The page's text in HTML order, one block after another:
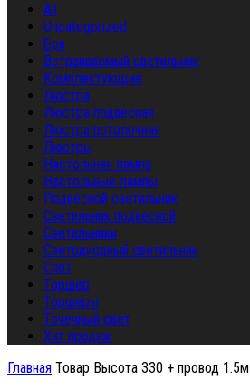
All
Uncategorized
Бра
Встраиваемый светильник
Комплектующие
Люстра
Люстра подвесная
Люстра потолочная
Люстры
Настольная лампа
Настольные лампы
Подвесной светильник
Светильник подвесной
Светильники
Светодиодный светильник
Спот
Торшер
Торшеры
Точечный свет
Хит продаж
Главная Товар Высота 330 + провод 1.5м